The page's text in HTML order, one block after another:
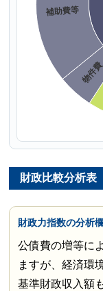
財政比較分析表
財政力指数の分析欄
公債費の増等に
ますが、経済環
基準財政収入額